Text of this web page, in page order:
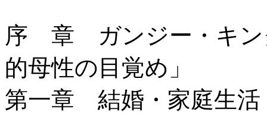
序 章 ガンジー・キン
的母性の目覚め」
第一章 結婚・家庭生活